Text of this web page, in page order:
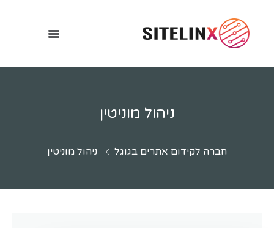
ניהול מוניטין
חברה לקידום אתרים בגוגל ניהול מוניטין